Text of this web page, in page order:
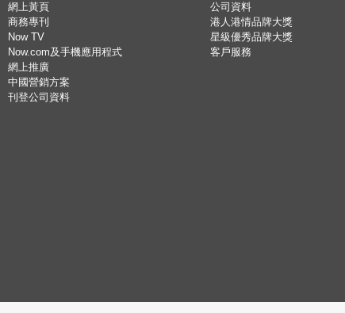
網上黃頁
商務專刊
Now TV
Now.com及手機應用程式
網上推廣
中國營銷方案
刊登公司資料
公司資料
港人港情品牌大獎
星級優秀品牌大獎
客戶服務